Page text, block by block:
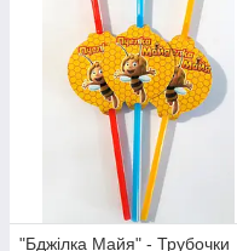
"Бджілка Майя" - Трубочки